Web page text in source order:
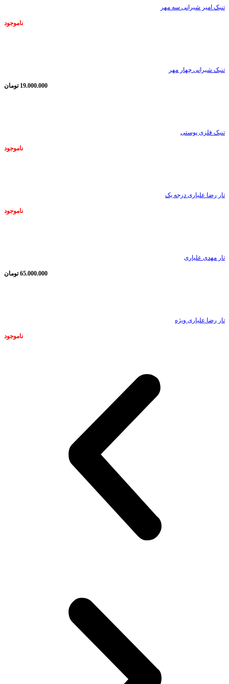
تنبک امیر شیرانی سه مهر
ناموجود
تنبک شیرانی چهار مهر
19.000.000 تومان
تنبک فلزی پوستی
ناموجود
تار رضا علیاری درجه یک
ناموجود
تار مهدی علیاری
65.000.000 تومان
تار رضا علیاری ویژه
ناموجود